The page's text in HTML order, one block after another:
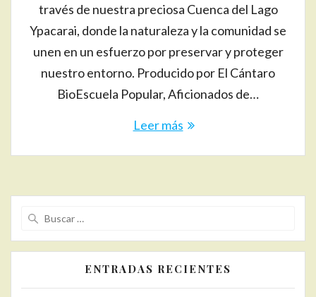
través de nuestra preciosa Cuenca del Lago
Ypacarai, donde la naturaleza y la comunidad se
unen en un esfuerzo por preservar y proteger
nuestro entorno. Producido por El Cántaro
BioEscuela Popular, Aficionados de…
Leer más
ENTRADAS RECIENTES